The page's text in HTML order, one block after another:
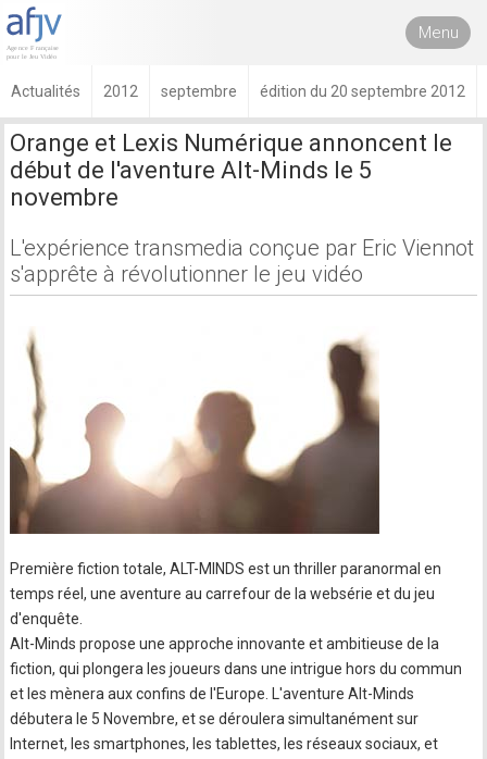
Menu
Actualités 2012 septembre édition du 20 septembre 2012
Orange et Lexis Numérique annoncent le
début de l'aventure Alt-Minds le 5
novembre
L'expérience transmedia conçue par Eric Viennot
s'apprête à révolutionner le jeu vidéo
Première fiction totale, ALT-MINDS est un thriller paranormal en
temps réel, une aventure au carrefour de la websérie et du jeu
d'enquête.
Alt-Minds propose une approche innovante et ambitieuse de la
fiction, qui plongera les joueurs dans une intrigue hors du commun
et les mènera aux confins de l'Europe. L'aventure Alt-Minds
débutera le 5 Novembre, et se déroulera simultanément sur
Internet, les smartphones, les tablettes, les réseaux sociaux, et